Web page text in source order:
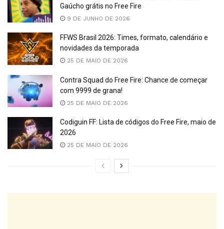
Gaúcho grátis no Free Fire
9 DE JUNHO DE 2026
FFWS Brasil 2026: Times, formato, calendário e
novidades da temporada
25 DE MAIO DE 2026
Contra Squad do Free Fire: Chance de começar
com 9999 de grana!
25 DE MAIO DE 2026
Codiguin FF: Lista de códigos do Free Fire, maio de
2026
25 DE MAIO DE 2026